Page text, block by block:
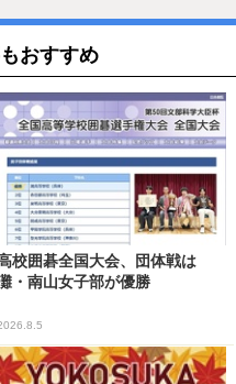
おすすめ
校囲碁全国大会、団体戦は
・南山女子部が優勝